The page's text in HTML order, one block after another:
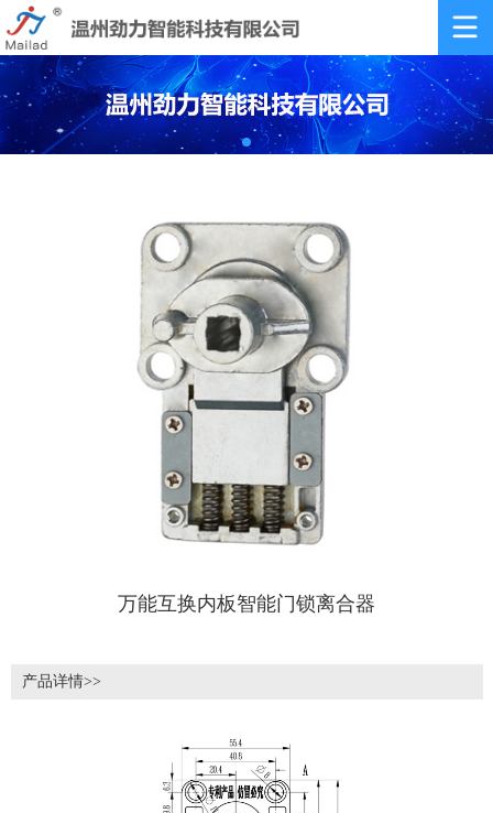
万能互换内板智能门锁离合器
产品详情>>